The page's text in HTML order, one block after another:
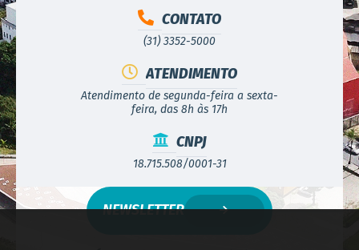
CONTATO
(31) 3352-5000
ATENDIMENTO
Atendimento de segunda-feira a sexta-
feira, das 8h às 17h
CNPJ
18.715.508/0001-31
NEWSLETTER